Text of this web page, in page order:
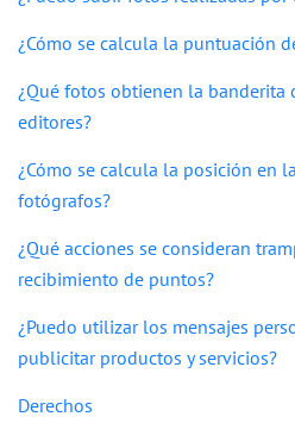
¿Cómo se calcula la puntuación
¿Qué fotos obtienen la banderita
editores?
¿Cómo se calcula la posición en
fotógrafos?
¿Qué acciones se consideran
recibimiento de puntos?
¿Puedo utilizar los mensajes
publicitar productos y servicios?
Derechos